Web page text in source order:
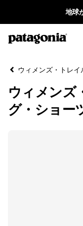
地球
絞り込み／並び替え
絞り込み
カテゴリー
新着
ウィメンズ・トレ
ウィメンズ
グ・ショー